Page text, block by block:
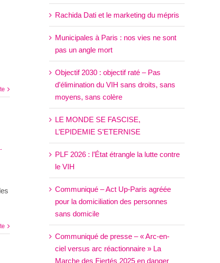
Rachida Dati et le marketing du mépris
Municipales à Paris : nos vies ne sont
pas un angle mort
Objectif 2030 : objectif raté – Pas
d’élimination du VIH sans droits, sans
moyens, sans colère
LE MONDE SE FASCISE,
L’EPIDEMIE S’ETERNISE
PLF 2026 : l’État étrangle la lutte contre
le VIH
Communiqué – Act Up-Paris agréée
pour la domiciliation des personnes
sans domicile
Communiqué de presse – « Arc-en-
ciel versus arc réactionnaire » La
Marche des Fiertés 2025 en danger